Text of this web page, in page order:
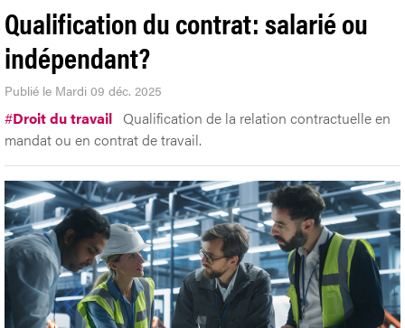
Qualification du contrat: salarié ou
indépendant?
Publié le Mardi 09 déc. 2025
#Droit du travail Qualification de la relation contractuelle en
mandat ou en contrat de travail.